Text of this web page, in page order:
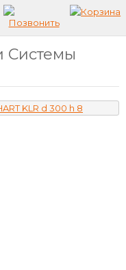
Системы